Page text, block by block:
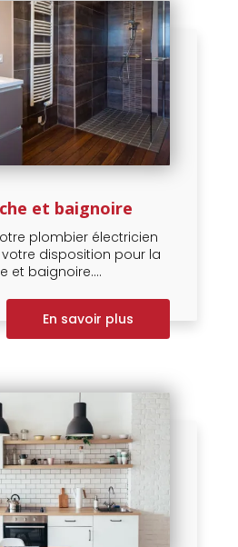
et baignoire
plombier électricien
disposition pour la
et baignoire....
En savoir plus